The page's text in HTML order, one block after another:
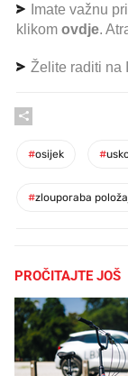
Imate važnu
klikom ovdje.
Želite raditi na
#osijek #
#zlouporaba
PROČITAJTE JOŠ